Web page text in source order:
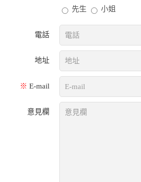
先生 小姐
電話
地址
※ E-mail
意見欄